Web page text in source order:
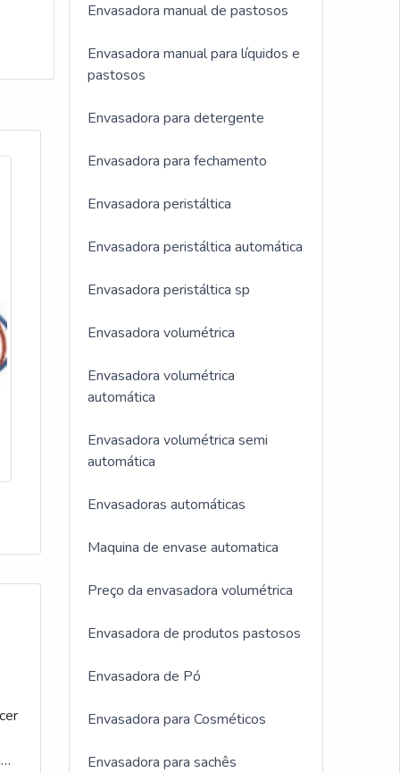
A
É
Envasadora manual de pastosos
Envasadora manual para líquidos e
pastosos
Envasadora para detergente
Envasadora para fechamento
Envasadora peristáltica
Envasadora peristáltica automática
Envasadora peristáltica sp
Envasadora volumétrica
Envasadora volumétrica
automática
Envasadora volumétrica semi
automática
Envasadoras automáticas
Maquina de envase automatica
Preço da envasadora volumétrica
Envasadora de produtos pastosos
Envasadora de Pó
Envasadora para Cosméticos
Envasadora para sachês